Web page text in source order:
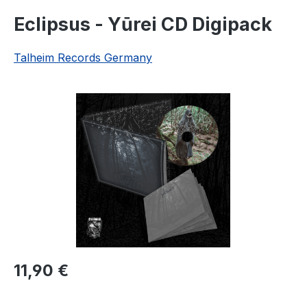
Eclipsus - Yūrei CD Digipack
Talheim Records Germany
Bildergalerie überspringen
Regulärer Preis:
11,90 €